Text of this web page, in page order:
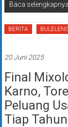
Baca selengkapnya
BERITA
20 Juni 2025
Final
Karno,
Peluang
Tiap Tahun